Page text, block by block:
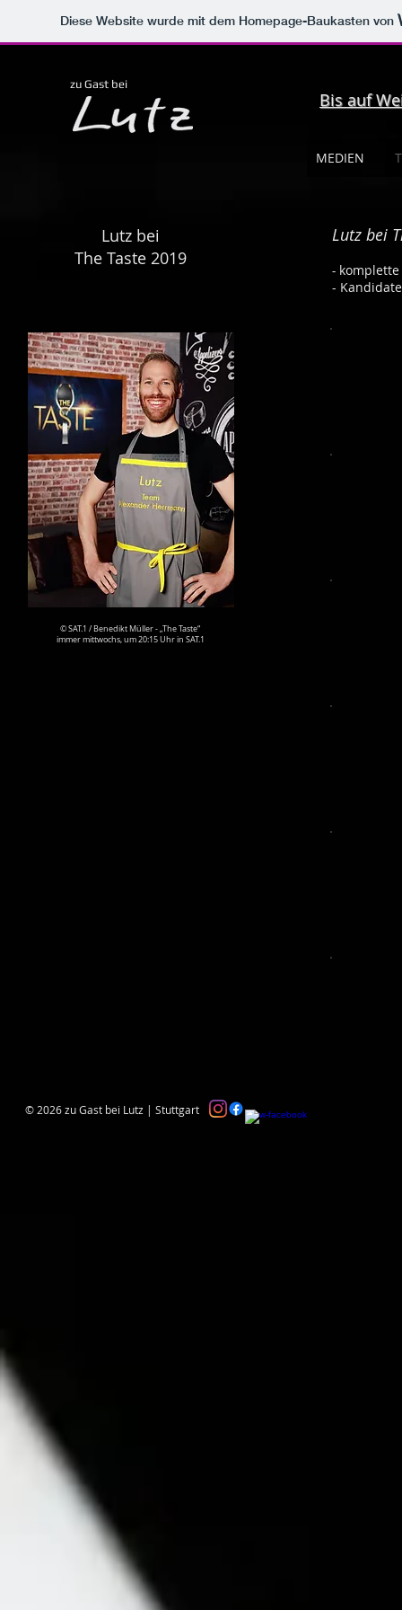
Diese Website wurde mit dem Homepage-Baukasten von
was tun am wochenende stuttgartlecker essen stuttgart
zu Gast bei
Bis auf
MEDIEN
Lutz bei
The Taste 2019
© SAT.1 / Benedikt Müller - „The Taste“
immer mittwochs, um 20:15 Uhr in SAT.1
Lutz bei
-
-
© 2026 zu Gast bei Lutz | Stuttgart